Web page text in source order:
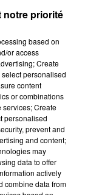
dans les 4
un outsider
notre priorité
based on
or access
Create
personalised
content
or combinations
services; Create
personalised
prevent and
and content;
may
data to offer
actively
combine data from